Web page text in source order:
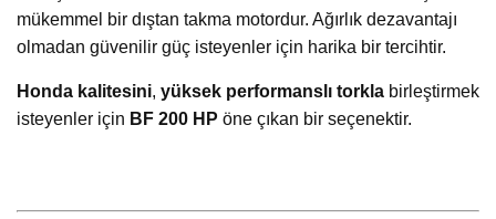
mükemmel bir dıştan takma motordur. Ağırlık dezavantajı
olmadan güvenilir güç isteyenler için harika bir tercihtir.
Honda kalitesini, yüksek performanslı torkla birleştirmek
isteyenler için BF 200 HP öne çıkan bir seçenektir.